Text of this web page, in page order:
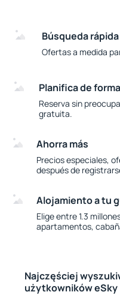
Búsqueda
Ofertas a medida
Planifica de
Reserva sin
gratuita.
Ahorra más
Precios especiales,
después de
Alojamiento a tu
Elige entre 1.3
apartamentos,
Najczęściej
użytkowników eSky